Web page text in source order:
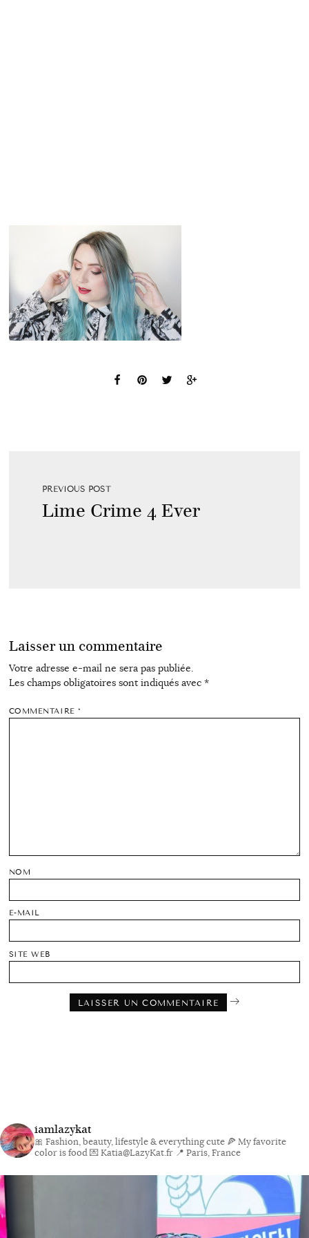
PREVIOUS POST
Lime Crime 4 Ever
Laisser un commentaire
Votre adresse e-mail ne sera pas publiée.
Les champs obligatoires sont indiqués avec *
COMMENTAIRE*
NOM
E-MAIL
SITE WEB
iamlazykat
🎀 Fashion, beauty, lifestyle & everything cute 🍕 My favorite
color is food💌 Katia@LazyKat.fr 📍 Paris, France